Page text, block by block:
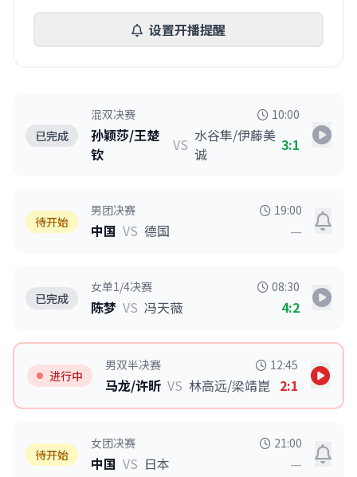
设置开播提醒
已完成
混双决赛 10:00
孙颖莎/王楚
钦
VS 水谷隼/伊藤美
诚
3:1
待开始
男团决赛 19:00
中国 VS 德国 —
已完成
女单1/4决赛 08:30
陈梦 VS 冯天薇 4:2
进行中
男双半决赛 12:45
马龙/许昕 VS 林高远/梁靖崑 2:1
待开始
女团决赛 21:00
中国 VS 日本 —